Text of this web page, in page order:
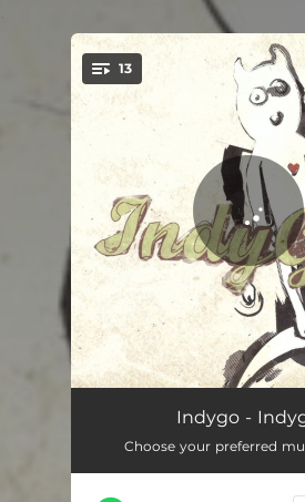
You're all set!
13
Ūdenstorņos Dzeltenos
Superman
Sapņu Pils
Indygo -
Choose your preferred